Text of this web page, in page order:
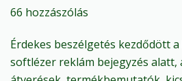
66 hozzászólás
Érdekes beszélgetés kezdődött
softlézer reklám bejegyzés